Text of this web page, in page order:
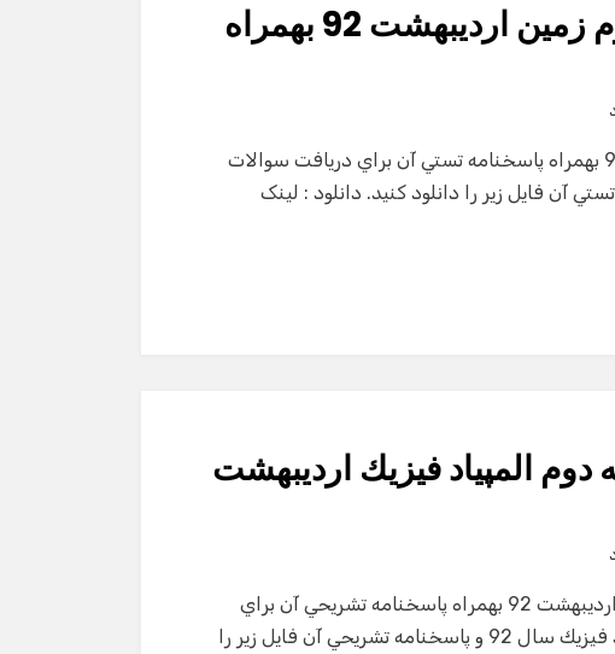
سوالات المپياد آزمايشي علوم زمين ارديبهشت 92 بهمراه
سوالات المپياد آزمايشي علوم زمين ارديبهشت 92 بهمراه پاسخنامه تستي آن براي دريافت سوالات
زمين سال 92 و پاسخنامه تستي آن فايل زير را دانلود كنيد. دانلود : لینک
المپياد فيزيك ارديبهشت
سوالات نظري و عملي مرحله دوم المپياد فيزيك ارديبهشت 92 بهمراه پاسخنامه تشريحي آن براي
دريافت سوالات نظري و عملي مرحله دوم المپياد فيزيك سال 92 و پاسخنامه تشريحي آن فايل زير را